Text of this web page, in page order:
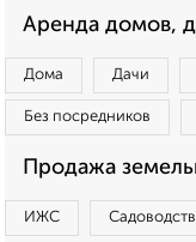
Аренда домов,
Дома Дачи
Без посредников
Продажа
ИЖС